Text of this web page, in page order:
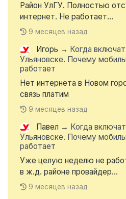
Район УлГУ. Полностью
интернет. Не работает...
9 месяцев назад
Игорь → Когда
Ульяновске. Почему
работает
Нет интернета в Новом
связь платим
9 месяцев назад
Павел → Когда
Ульяновске. Почему
работает
Уже целую неделю не
в ж.д. районе провайдер...
9 месяцев назад